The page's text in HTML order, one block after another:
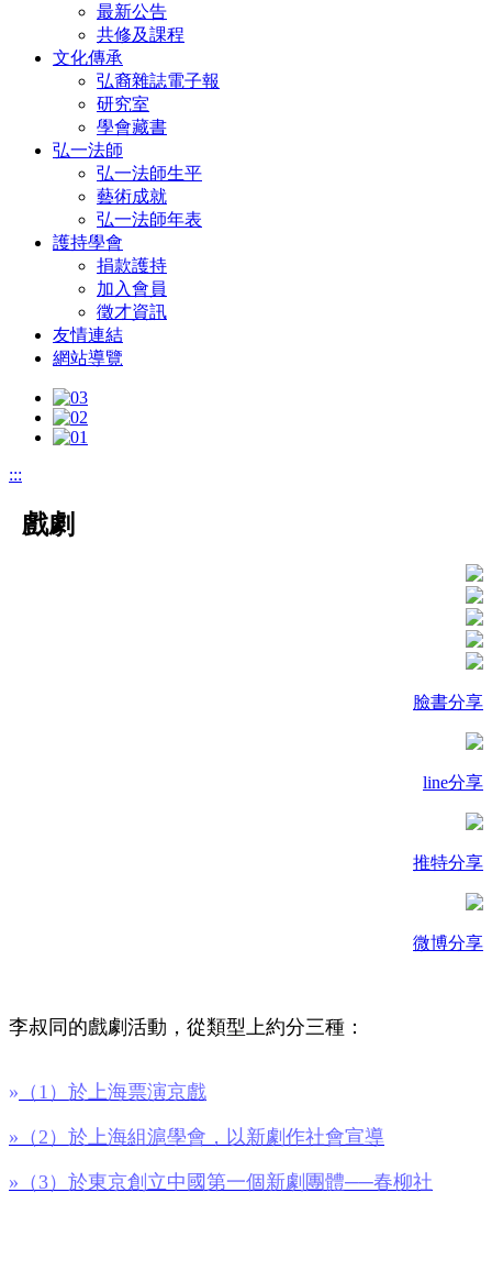
最新公告
共修及課程
文化傳承
弘裔雜誌電子報
研究室
學會藏書
弘一法師
弘一法師生平
藝術成就
弘一法師年表
護持學會
捐款護持
加入會員
徵才資訊
友情連結
網站導覽
:::
戲劇
臉書分享
line分享
推特分享
微博分享
李叔同的戲劇活動，從類型上約分三種：
» （1）於上海票演京戲
»（2）於上海組滬學會，以新劇作社會宣導
»（3）於東京創立中國第一個新劇團體──春柳社